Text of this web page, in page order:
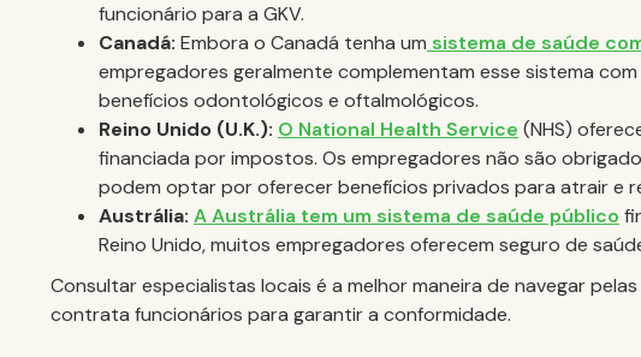
funcionário para a GKV.
Canadá: Embora o Canadá tenha um sistema de saúde
empregadores geralmente complementam esse sistema
benefícios odontológicos e oftalmológicos.
Reino Unido (U.K.): O National Health Service (NHS)
financiada por impostos. Os empregadores não são
podem optar por oferecer benefícios privados para atrair e
Austrália: A Austrália tem um sistema de saúde público
Reino Unido, muitos empregadores oferecem seguro de
Consultar especialistas locais é a melhor maneira de navegar
contrata funcionários para garantir a conformidade.